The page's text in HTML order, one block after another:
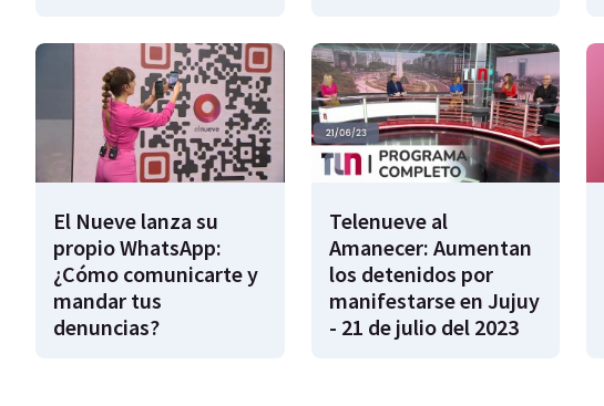
El Nueve lanza su
propio WhatsApp:
¿Cómo comunicarte y
mandar tus
denuncias?
Telenueve al
Amanecer: Aumentan
los detenidos por
manifestarse en Jujuy
- 21 de julio del 2023